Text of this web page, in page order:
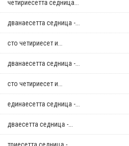
четириесетта седница...
дванаесетта седница -...
сто четириесет и...
дванаесетта седница -...
сто четириесет и...
единаесетта седница -...
дваесетта седница -...